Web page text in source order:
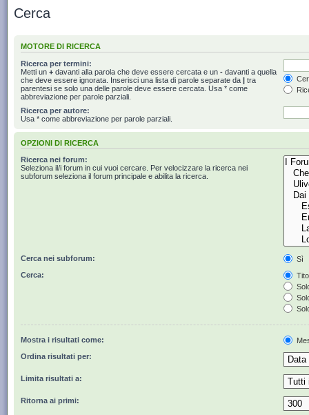
Cerca
MOTORE DI RICERCA
Ricerca per termini:
Metti un + davanti alla parola che deve essere cercata e un - davanti a quella
che deve essere ignorata. Inserisci una lista di parole separate da | tra
parentesi se solo una delle parole deve essere cercata. Usa * come
abbreviazione per parole parziali.
Ricerca per autore:
Usa * come abbreviazione per parole parziali.
OPZIONI DI RICERCA
Ricerca nei forum:
Seleziona il/i forum in cui vuoi cercare. Per velocizzare la ricerca nei
subforum seleziona il forum principale e abilita la ricerca.
Cerca nei subforum:
Sì
Cerca:
Mostra i risultati come:
Ordina risultati per:
Limita risultati a:
Ritorna ai primi: